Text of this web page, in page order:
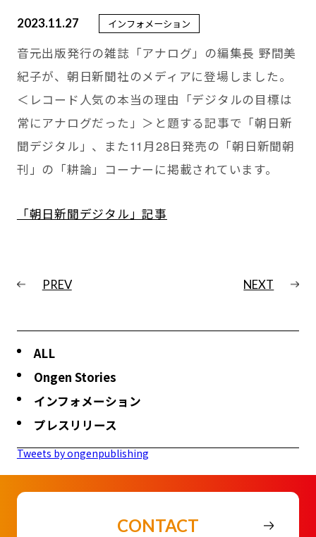
2023.11.27 インフォメーション
音元出版発行の雑誌「アナログ」の編集長 野間美
紀子が、朝日新聞社のメディアに登場しました。
＜レコード人気の本当の理由「デジタルの目標は
常にアナログだった」＞と題する記事で「朝日新
聞デジタル」、また11月28日発売の「朝日新聞朝
刊」の「耕論」コーナーに掲載されています。
「朝日新聞デジタル」記事
PREV NEXT
ALL
Ongen Stories
インフォメーション
プレスリリース
Tweets by ongenpublishing
CONTACT